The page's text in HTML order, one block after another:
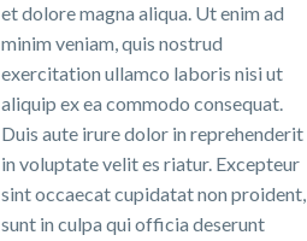
et dolore magna aliqua. Ut enim ad
minim veniam, quis nostrud
exercitation ullamco laboris nisi ut
aliquip ex ea commodo consequat.
Duis aute irure dolor in reprehenderit
in voluptate velit es riatur. Excepteur
sint occaecat cupidatat non proident,
sunt in culpa qui officia deserunt